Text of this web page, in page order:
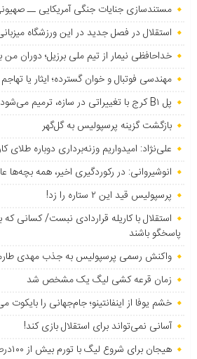
مستندسازی جنایات جنگی آمریکایی ــ
استقلال در فصل جدید در این ورزشگاه
خداحافظی نیمار از تیم ملی برزیل؛ دوران من
مهندسی فوتبال و خوان گسترده؛ ایثار یا
پل B۱ کرج با تغییراتی در سازه، ترمیم می‌شود
بازگشت گزینه پرسپولیس به ‌گل‌گهر
علی‌نژاد: امیدواریم وزنه‌برداری دوباره طلای
انوشیروانی: در رکوردگیری اخیر، همه بچه‌ها
پرسپولیس قید این ۲ ستاره را زد!
استقلال با کاریله قراردادی نبست/ کسانی
پاسخگو باشند
واکنش رسمی پرسپولیس به جذب مهدی
زمان قرعه کشی لیگ یک مشخص شد
خشم یوفا از اینفانتینو؛ جام‌جهانی را بایکوت
آسانی نمی‌تواند برای استقلال بازی کند!
هیجان برای شروع لیگ با تورم بیش از ۱۰۰درصد!